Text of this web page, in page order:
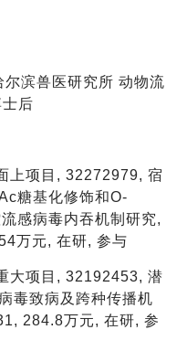
滨兽医研究所 动物流
后
上项目, 32272979, 宿
糖基化修饰和O-
感病毒内吞机制研究,
万元, 在研, 参与
大项目, 32192453, 潜
毒致病及跨种传播机
284.8万元, 在研, 参